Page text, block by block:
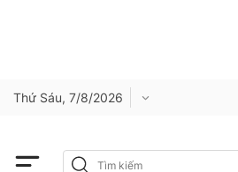
Thứ Sáu, 7/8/2026